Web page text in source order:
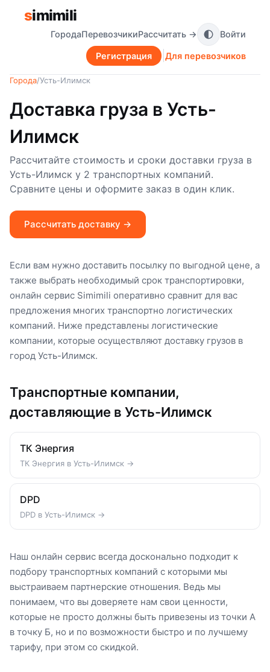
simimili
ГородаПеревозчикиРассчитать → Войти
Регистрация Для перевозчиков
Города/Усть-Илимск
Доставка груза в Усть-
Илимск
Рассчитайте стоимость и сроки доставки груза в
Усть-Илимск у 2 транспортных компаний.
Сравните цены и оформите заказ в один клик.
Рассчитать доставку →
Если вам нужно доставить посылку по выгодной цене, а
также выбрать необходимый срок транспортировки,
онлайн сервис Simimili оперативно сравнит для вас
предложения многих транспортно логистических
компаний. Ниже представлены логистические
компании, которые осуществляют доставку грузов в
город Усть-Илимск.
Транспортные компании,
доставляющие в Усть-Илимск
ТК Энергия
ТК Энергия в Усть-Илимск →
DPD
DPD в Усть-Илимск →
Наш онлайн сервис всегда досконально подходит к
подбору транспортных компаний с которыми мы
выстраиваем партнерские отношения. Ведь мы
понимаем, что вы доверяете нам свои ценности,
которые не просто должны быть привезены из точки А
в точку Б, но и по возможности быстро и по лучшему
тарифу, при этом со скидкой.